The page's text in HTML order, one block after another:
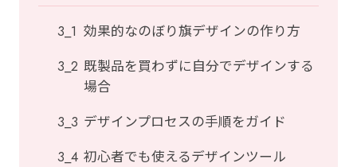
効果的なのぼり旗デザインの作り方
既製品を買わずに自分でデザインする
場合
デザインプロセスの手順をガイド
初心者でも使えるデザインツール